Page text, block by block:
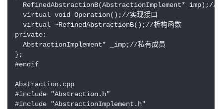
RefinedAbstractionB(AbstractionImplement* imp);//
  virtual void Operation();//实现接口
  virtual ~RefinedAbstractionB();//析构函数
private:
  AbstractionImplement* _imp;//私有成员
};
#endif
Abstraction.cpp
#include "Abstraction.h"
#include "AbstractionImplement.h"